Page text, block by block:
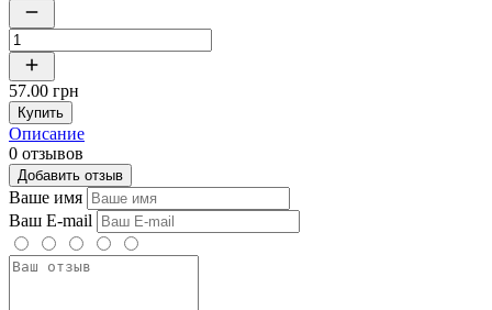
57.00 грн
Купить
Описание
0 отзывов
Добавить отзыв
Ваше имя
Ваш E-mail